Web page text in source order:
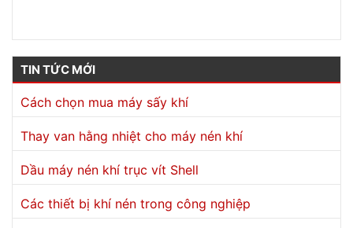
TIN TỨC MỚI
Cách chọn mua máy sấy khí
Thay van hằng nhiệt cho máy nén khí
Dầu máy nén khí trục vít Shell
Các thiết bị khí nén trong công nghiệp